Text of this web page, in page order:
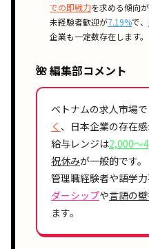
での即戦力を求める傾向が
未経験者歓迎が7.19%で、
企業も一定数存在します。
🌺 編集部コメント
ベトナムの求人市場で
く 、日本企業の存在感
給与レンジは2,000〜
祝休みが一般的です。
管理職経験者や語学力
ダーシップや言語の
ます。